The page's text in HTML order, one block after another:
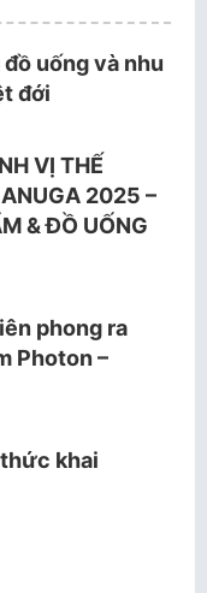
uống và nhu
đới
VỊ THẾ
2025 –
& ĐỒ UỐNG
phong ra
Photon –
khai